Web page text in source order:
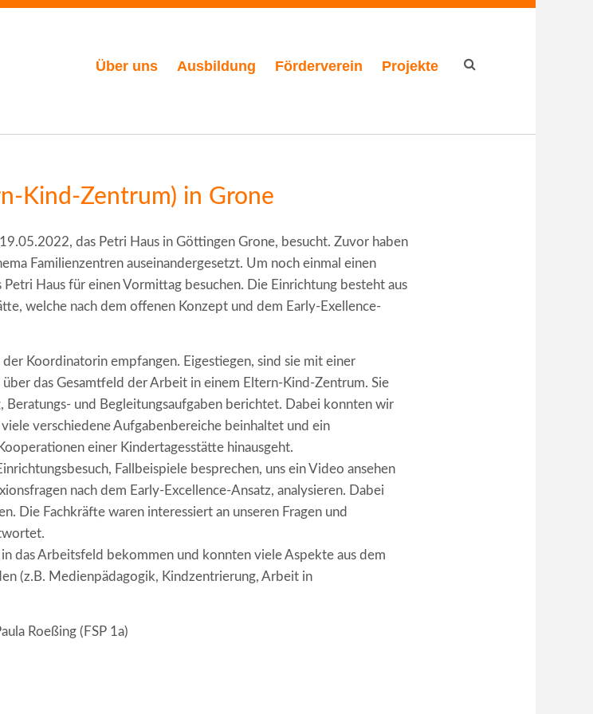
Suchformular
Über uns Ausbildung Förderverein Projekte
Kind-Zentrum) in Grone
das Petri Haus in Göttingen Grone, besucht. Zuvor haben
Familienzentren auseinandergesetzt. Um noch einmal einen
Haus für einen Vormittag besuchen. Die Einrichtung besteht aus
welche nach dem offenen Konzept und dem Early-Exellence-
Koordinatorin empfangen. Eigestiegen, sind sie mit einer
das Gesamtfeld der Arbeit in einem Eltern-Kind-Zentrum. Sie
Beratungs- und Begleitungsaufgaben berichtet. Dabei konnten wir
verschiedene Aufgabenbereiche beinhaltet und ein
einer Kindertagesstätte hinausgeht.
Fallbeispiele besprechen, uns ein Video ansehen
nach dem Early-Excellence-Ansatz, analysieren. Dabei
Die Fachkräfte waren interessiert an unseren Fragen und
das Arbeitsfeld bekommen und konnten viele Aspekte aus dem
(z.B. Medienpädagogik, Kindzentrierung, Arbeit in
Roeßing (FSP 1a)